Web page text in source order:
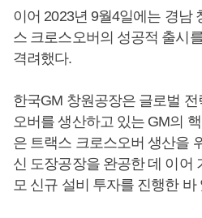
이어 2023년 9월4일에는 경남
스 크로스오버의 성공적 출시
격려했다.
한국GM 창원공장은 글로벌
오버를 생산하고 있는 GM의
은 트랙스 크로스오버 생산을
신 도장공장을 완공한 데 이어
모 신규 설비 투자를 진행한 바